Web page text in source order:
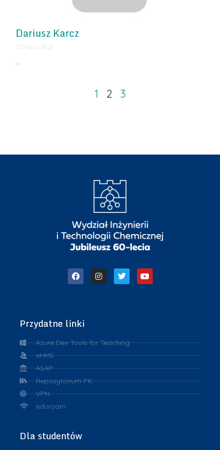
Dariusz Karcz
22 lipca 2021
1 2 3
Przydatne linki
Azure Dev Tools for Teaching
eHMS
ASAP
Repozytorium PK
VPN
eduroam
Dla studentów